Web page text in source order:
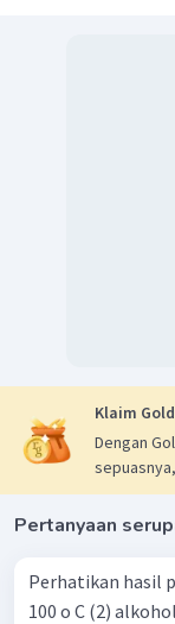
Klaim
Dengan
Pertanyaan
Perhatikan hasil
100 o C (2) alkohol bereaksi menjadi zat lain (3) emas